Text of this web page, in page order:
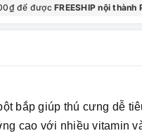
để đượcFREESHIP nội thành
bắp giúp thú cưng dễ
cao với nhiều vitamin